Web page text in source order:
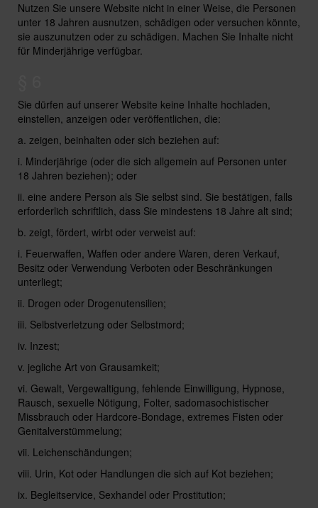
Nutzen Sie unsere Website nicht in einer Weise, die Personen
unter 18 Jahren ausnutzen, schädigen oder versuchen könnte,
sie auszunutzen oder zu schädigen. Machen Sie Inhalte nicht
für Minderjährige verfügbar.
Sie dürfen auf unserer Website keine Inhalte hochladen,
einstellen, anzeigen oder veröffentlichen, die:
a. zeigen, beinhalten oder sich beziehen auf:
i. Minderjährige (oder die sich allgemein auf Personen unter
18 Jahren beziehen); oder
ii. eine andere Person als Sie selbst sind. Sie bestätigen, falls
erforderlich schriftlich, dass Sie mindestens 18 Jahre alt sind;
b. zeigt, fördert, wirbt oder verweist auf:
i. Feuerwaffen, Waffen oder andere Waren, deren Verkauf,
Besitz oder Verwendung Verboten oder Beschränkungen
unterliegt;
ii. Drogen oder Drogenutensilien;
iii. Selbstverletzung oder Selbstmord;
iv. Inzest;
v. jegliche Art von Grausamkeit;
vi. Gewalt, Vergewaltigung, fehlende Einwilligung, Hypnose,
Rausch, sexuelle Nötigung, Folter, sadomasochistischer
Missbrauch oder Hardcore-Bondage, extremes Fisten oder
Genitalverstümmelung;
vii. Leichenschändungen;
viii. Urin, Kot oder Handlungen die sich auf Kot beziehen;
ix. Begleitservice, Sexhandel oder Prostitution;